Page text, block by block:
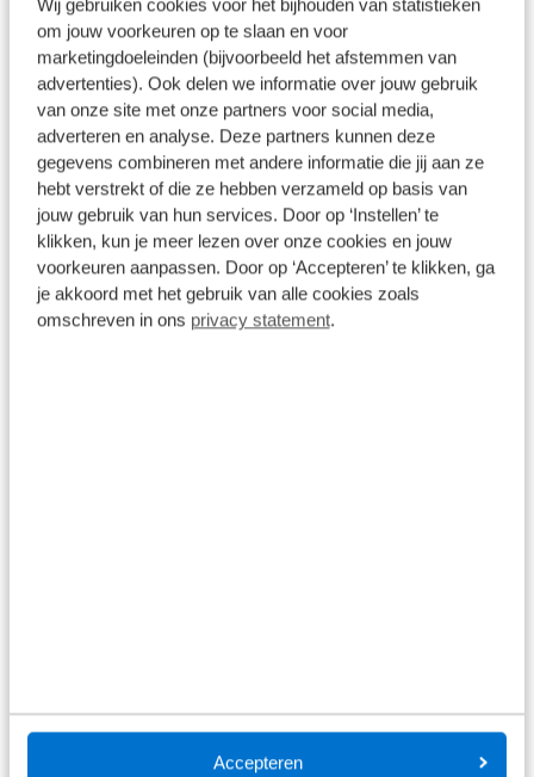
om jouw voorkeuren op te slaan en voor
marketingdoeleinden (bijvoorbeeld het afstemmen van
advertenties). Ook delen we informatie over jouw gebruik
van onze site met onze partners voor social media,
adverteren en analyse. Deze partners kunnen deze
gegevens combineren met andere informatie die jij aan ze
hebt verstrekt of die ze hebben verzameld op basis van
jouw gebruik van hun services. Door op ‘Instellen’ te
klikken, kun je meer lezen over onze cookies en jouw
voorkeuren aanpassen. Door op ‘Accepteren’ te klikken, ga
je akkoord met het gebruik van alle cookies zoals
omschreven in ons privacy statement.
Accepteren
Verzekering
Met private lease is uw auto all-risk verzekerd. De
verzekering is van toepassing in alle landen die op
de groene kaart worden vermeld. Bij niet
verhaalbare schade betaalt u alleen uw eigen
risico.
heel Nederland. Neem contact op met Broekhuis